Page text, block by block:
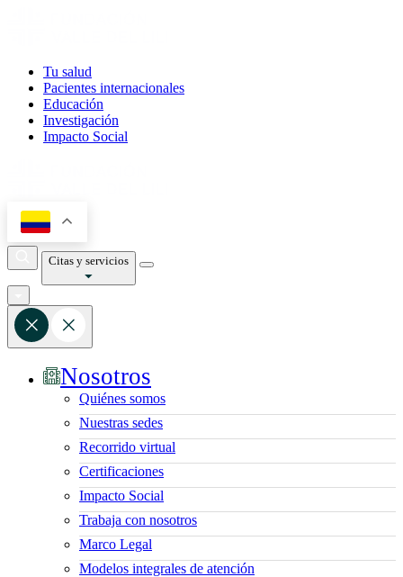
Tu salud
Pacientes internacionales
Educación
Investigación
Impacto Social
Citas y servicios
Nosotros
Quiénes somos
Nuestras sedes
Recorrido virtual
Certificaciones
Impacto Social
Trabaja con nosotros
Marco Legal
Modelos integrales de atención